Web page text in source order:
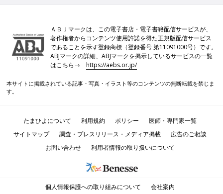
ＡＢＪマークは、この電子書店・電子書籍配信サービスが、
著作権者からコンテンツ使用許諾を得た正規版配信サービス
であることを示す登録商標（登録番号 第11091000号）です。
ABJマークの詳細、ABJマークを掲示しているサービスの一覧
はこちら→https://aebs.or.jp/
本サイトに掲載されている記事・写真・イラスト等のコンテンツの無断転載を禁じま
す。
たまひよについて 利用規約 ポリシー
医師・専門家一覧
サイトマップ
調査・プレスリリース・メディア掲載
広告のご相談
お問い合わせ
利用者情報の取り扱いについて
個人情報保護への取り組みについて 会社案内